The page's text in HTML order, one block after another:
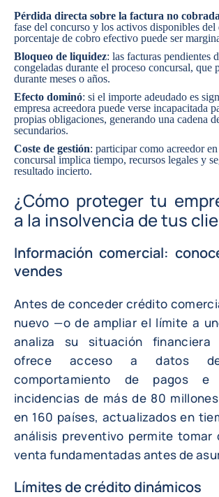
Pérdida directa sobre la factura no cobrada
fase del concurso y los activos disponibles del
porcentaje de cobro efectivo puede ser
Bloqueo de liquidez: las facturas pendientes
congeladas durante el proceso concursal, que
durante meses o años.
Efecto dominó: si el importe adeudado es
empresa acreedora puede verse incapacitada
propias obligaciones, generando una cadena
secundarios.
Coste de gestión: participar como acreedor
concursal implica tiempo, recursos legales y
resultado incierto.
¿Cómo proteger tu
a la insolvencia de tus
Información comercial:
vendes
Antes de conceder crédito
nuevo —o de ampliar el límite a
analiza su situación financiera
ofrece acceso a datos de
comportamiento de pagos
incidencias de más de 80
en 160 países, actualizados en
análisis preventivo permite tomar
venta fundamentadas antes de
Límites de crédito dinámicos